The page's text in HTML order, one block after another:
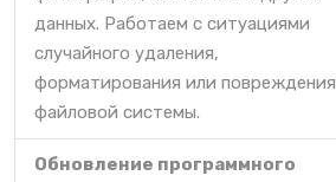
данных. Работаем с ситуациями
случайного удаления,
форматирования или повреждения
файловой системы.
Обновление программного